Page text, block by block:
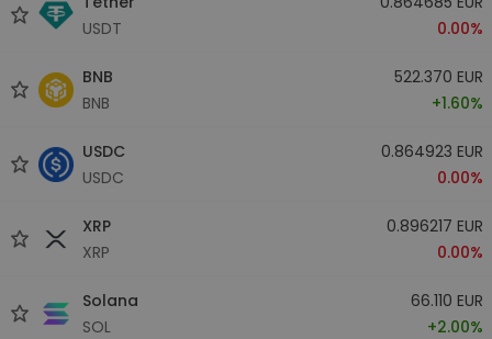
USDT
0.00%
BNB
BNB
522.370 EUR
+1.60%
USDC
USDC
0.864923 EUR
0.00%
XRP
XRP
0.896217 EUR
0.00%
Solana
SOL
66.110 EUR
+2.00%